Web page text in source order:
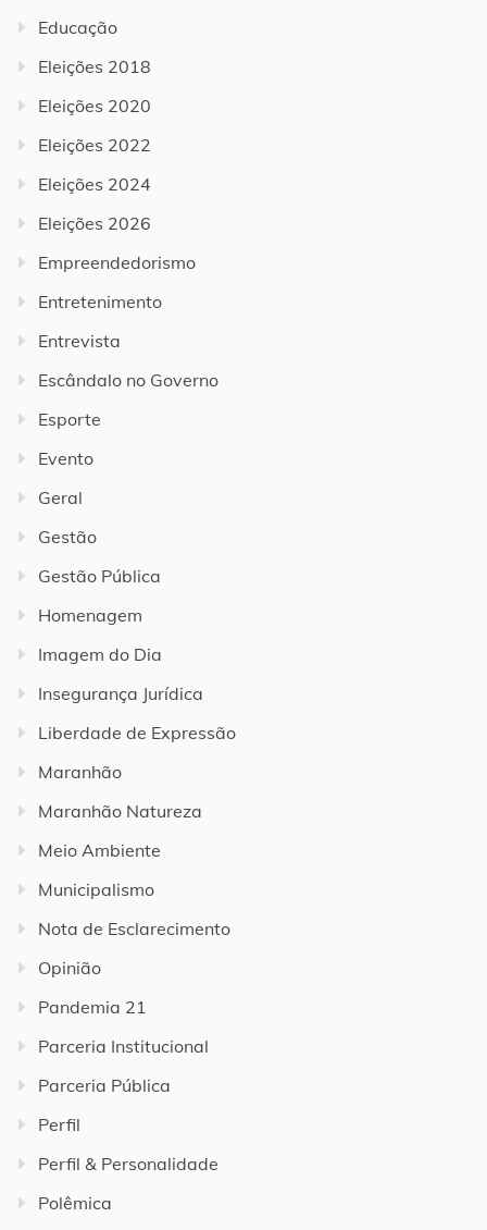
Educação
Eleições 2018
Eleições 2020
Eleições 2022
Eleições 2024
Eleições 2026
Empreendedorismo
Entretenimento
Entrevista
Escândalo no Governo
Esporte
Evento
Geral
Gestão
Gestão Pública
Homenagem
Imagem do Dia
Insegurança Jurídica
Liberdade de Expressão
Maranhão
Maranhão Natureza
Meio Ambiente
Municipalismo
Nota de Esclarecimento
Opinião
Pandemia 21
Parceria Institucional
Parceria Pública
Perfil
Perfil & Personalidade
Polêmica